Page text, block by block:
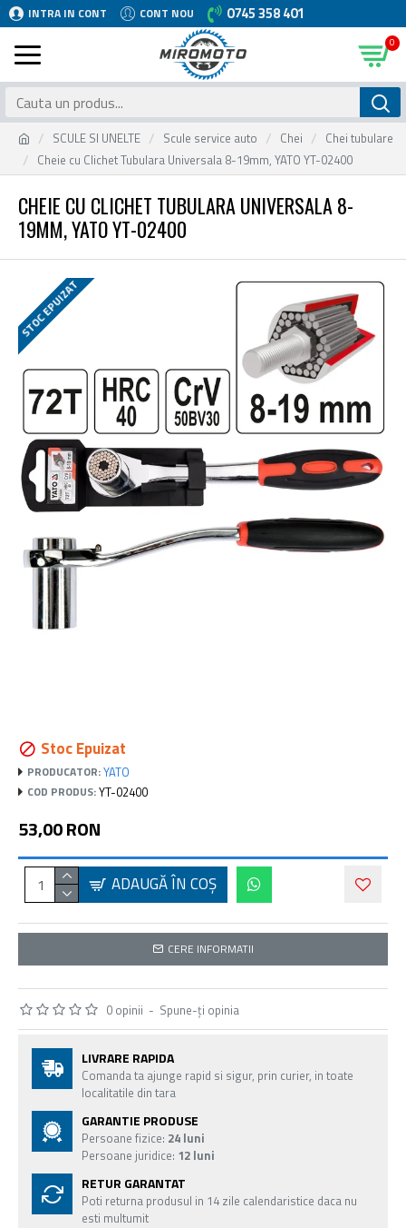
INTRA IN CONT CONT NOU 0745 358 401
0
SCULE SI UNELTE Scule service auto Chei
Chei tubulare
Cheie cu Clichet Tubulara Universala 8-19mm, YATO YT-02400
CHEIE CU CLICHET TUBULARA UNIVERSALA 8-
19MM, YATO YT-02400
STOC EPUIZAT
Stoc Epuizat
PRODUCATOR:YATO
COD PRODUS:YT-02400
0 opinii - Spune-ţi opinia
53,00 RON
ADAUGĂ ÎN COŞ
CERE INFORMATII
LIVRARE RAPIDA
Comanda ta ajunge rapid si sigur, prin curier, in toate
localitatile din tara
GARANTIE PRODUSE
Persoane fizice: 24 luni
Persoane juridice: 12 luni
RETUR GARANTAT
Poti returna produsul in 14 zile calendaristice daca nu
esti multumit